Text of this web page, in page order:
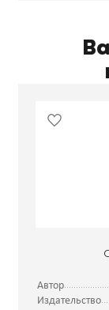
Автор
Издательство